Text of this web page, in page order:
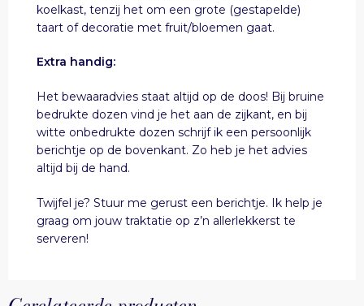
koelkast, tenzij het om een grote (gestapelde)
taart of decoratie met fruit/bloemen gaat.
Extra handig:
Het bewaaradvies staat altijd op de doos! Bij bruine
bedrukte dozen vind je het aan de zijkant, en bij
witte onbedrukte dozen schrijf ik een persoonlijk
berichtje op de bovenkant. Zo heb je het advies
altijd bij de hand.
Twijfel je? Stuur me gerust een berichtje. Ik help je
graag om jouw traktatie op z’n allerlekkerst te
serveren!